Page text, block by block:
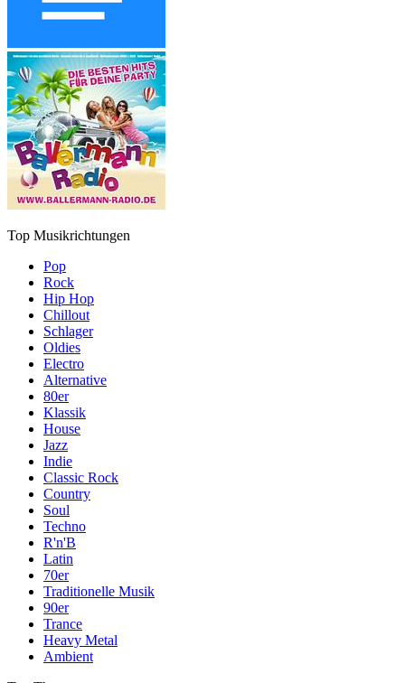
Top Musikrichtungen
Pop
Rock
Hip Hop
Chillout
Schlager
Oldies
Electro
Alternative
80er
Klassik
House
Jazz
Indie
Classic Rock
Country
Soul
Techno
R'n'B
Latin
70er
Traditionelle Musik
90er
Trance
Heavy Metal
Ambient